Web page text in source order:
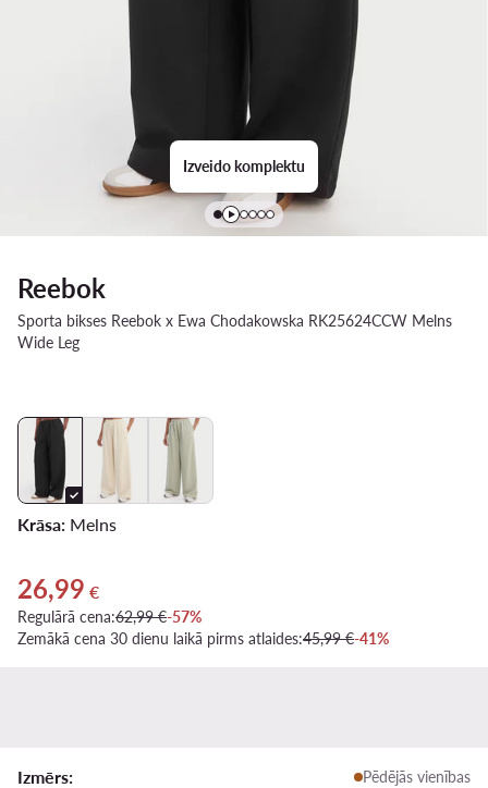
Izveido komplektu
Reebok
Sporta bikses Reebok x Ewa Chodakowska RK25624CCW Melns
Wide Leg
Krāsa: Melns
Pašreizējā cena 26,99 €
26,99 €
Regulārā cena:62,99 €-57%
Zemākā cena 30 dienu laikā pirms atlaides:45,99 €-41%
Izmērs: Pēdējās vienības